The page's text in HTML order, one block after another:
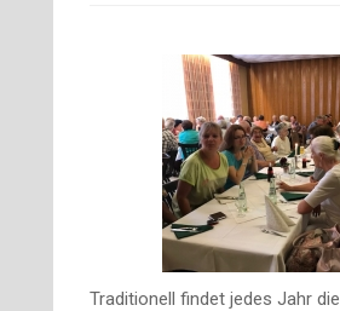
Traditionell findet jedes Jahr die